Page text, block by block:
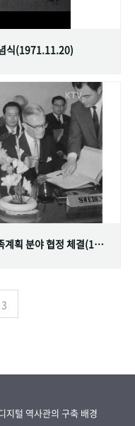
식(1971.11.20)
대한민국 정부와 스웨덴 정부 간의 가족계획 분야 협정 체결(1968.07.12)
3
지털 역사관의 구축 배경